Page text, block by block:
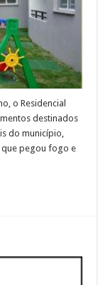
o Residencial
destinados
do município,
que pegou fogo e